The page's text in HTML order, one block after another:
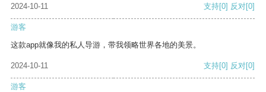
2024-10-11
支持[0] 反对[0]
游客
这款app就像我的私人导游，带我领略世界各地的美景。
2024-10-11 支持[0] 反对[0]
游客